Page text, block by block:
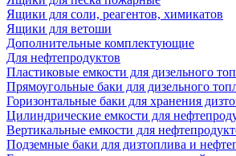
Ящики для соли, реагентов, химикатов
Ящики для ветоши
Дополнительные комплектующие
Для нефтепродуктов
Пластиковые емкости для дизельного
Прямоугольные баки для дизельного
Горизонтальные баки для хранения
Цилиндрические емкости для
Вертикальные емкости для
Подземные баки для дизтоплива и